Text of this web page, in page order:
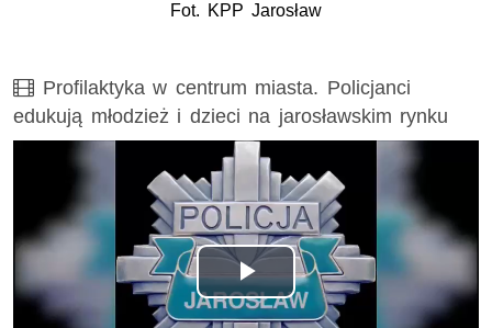
Fot. KPP Jarosław
Film
Profilaktyka w centrum miasta. Policjanci
edukują młodzież i dzieci na jarosławskim rynku
Odtwórz